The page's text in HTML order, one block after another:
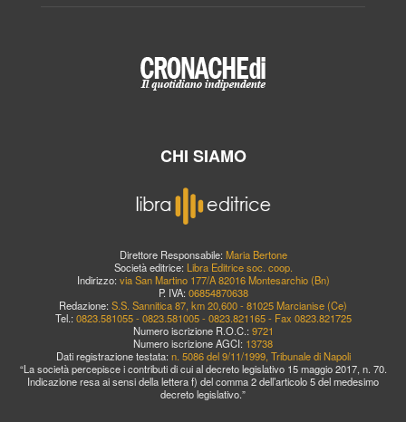
CHI SIAMO
Direttore Responsabile: Maria Bertone
Società editrice: Libra Editrice soc. coop.
Indirizzo: via San Martino 177/A 82016 Montesarchio (Bn)
P. IVA: 06854870638
Redazione: S.S. Sannitica 87, km 20,600 - 81025 Marcianise (Ce)
Tel.: 0823.581055 - 0823.581005 - 0823.821165 - Fax 0823.821725
Numero iscrizione R.O.C.: 9721
Numero iscrizione AGCI: 13738
Dati registrazione testata: n. 5086 del 9/11/1999, Tribunale di Napoli
“La società percepisce i contributi di cui al decreto legislativo 15 maggio 2017, n. 70.
Indicazione resa ai sensi della lettera f) del comma 2 dell’articolo 5 del medesimo
decreto legislativo.”